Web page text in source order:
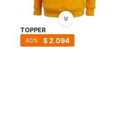
TOPPER
$2.094
40